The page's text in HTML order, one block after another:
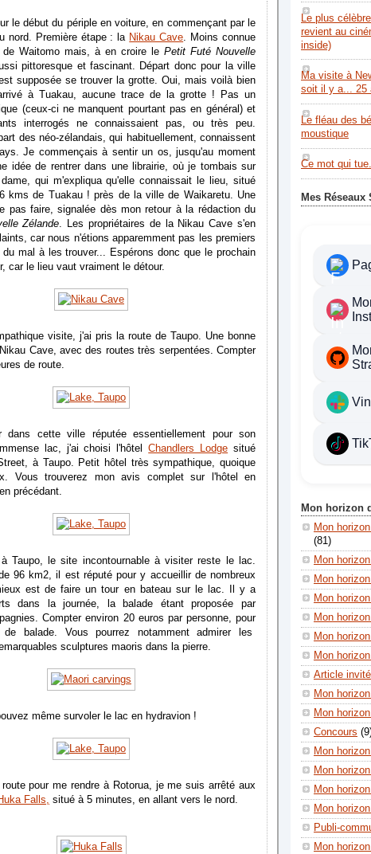
le début du périple en voiture, en commençant par le
nord. Première étape : la Nikau Cave. Moins connue
Waitomo mais, à en croire le Petit Futé Nouvelle
pittoresque et fascinant. Départ donc pour la ville
supposée se trouver la grotte. Oui, mais voilà bien
à Tuakau, aucune trace de la grotte ! Pas un
(ceux-ci ne manquent pourtant pas en général) et
interrogés ne connaissaient pas, ou très peu.
des néo-zélandais, qui habituellement, connaissent
Je commençais à sentir un os, jusqu'au moment
idée de rentrer dans une librairie, où je tombais sur
qui m'expliqua qu'elle connaissait le lieu, situé
kms de Tuakau ! près de la ville de Waikaretu. Une
pas faire, signalée dès mon retour à la rédaction du
Zélande. Les propriétaires de la Nikau Cave s'en
car nous n'étions apparemment pas les premiers
mal à les trouver... Espérons donc que le prochain
car le lieu vaut vraiment le détour.
visite, j'ai pris la route de Taupo. Une bonne
Cave, avec des routes très serpentées. Compter
de route.
dans cette ville réputée essentiellement pour son
lac, j'ai choisi l'hôtelChandlers Lodge situé
à Taupo. Petit hôtel très sympathique, quoique
Vous trouverez mon avis complet sur l'hôtel en
précédant.
Taupo, le site incontournable à visiter reste le lac.
96 km2, il est réputé pour y accueillir de nombreux
est de faire un tour en bateau sur le lac. Il y a
dans la journée, la balade étant proposée par
Compter environ 20 euros par personne, pour
balade. Vous pourrez notamment admirer les
sculptures maoris dans la pierre.
même survoler le lac en hydravion !
route pour me rendre à Rotorua, je me suis arrêté aux
Falls, situé à 5 minutes, en allant vers le nord.
Le plus
revient au
inside)
Ma visite à
soit il y a... 25
Le fléau des
moustique
Ce mot qui
Mes
Mon horizon
Mon
(81)
Mon
Mon
Mon
Mon
Mon
Mon
Article invité
Mon
Mon
Concours
Mon
Mon
Mon
Mon
Publi-
Mon